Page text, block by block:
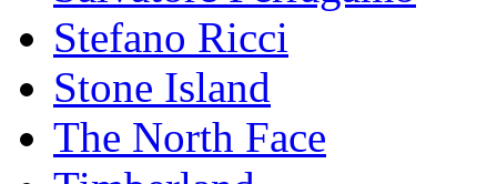
Stefano Ricci
Stоnе Islаnd
The North Face